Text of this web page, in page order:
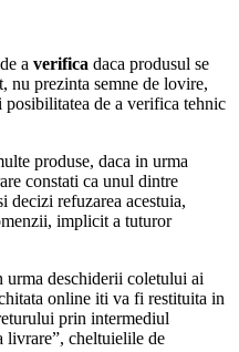
a verifica daca produsul se
nu prezinta semne de lovire,
de a verifica tehnic
produse, daca in urma
constati ca unul dintre
decizi refuzarea acestuia,
implicit a tuturor
urma deschiderii coletului ai
online iti va fi restituita in
prin intermediul
livrare”, cheltuielile de